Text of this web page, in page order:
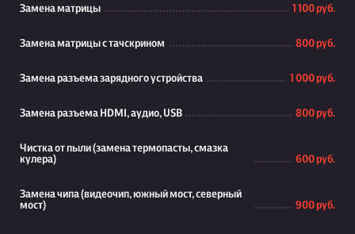
Замена матрицы 1 100 руб.
Замена матрицы с тачскрином 800 руб.
Замена разъема зарядного устройства 1 000 руб.
Замена разъема HDMI, аудио, USB 800 руб.
Чистка от пыли (замена термопасты, смазка
кулера)
600 руб.
Замена чипа (видеочип, южный мост, северный
мост)
900 руб.